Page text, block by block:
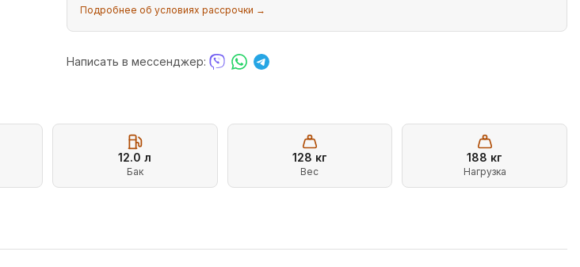
Подробнее об условиях рассрочки →
Написать в мессенджер:
12.0 л
Бак
128 кг
Вес
188 кг
Нагрузка